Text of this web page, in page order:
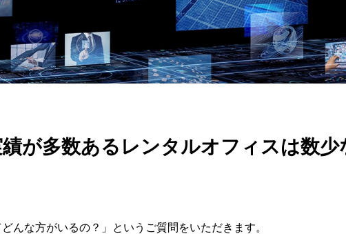
が多数あるレンタルオフィスは数少
んな方がいるの？」というご質問をいただきます。